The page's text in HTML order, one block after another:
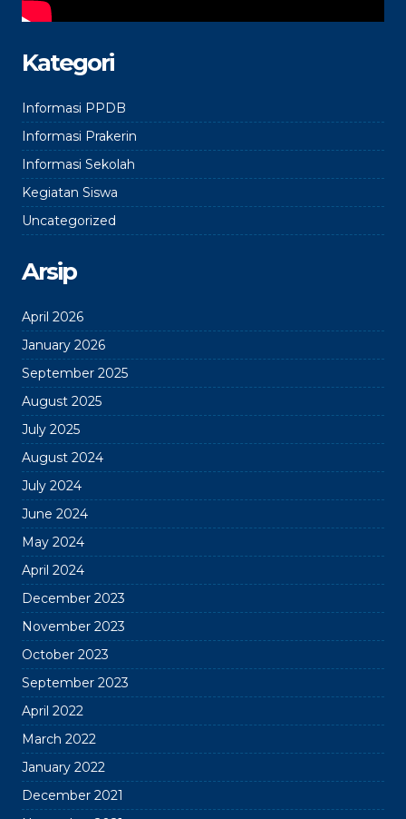
Kategori
Informasi PPDB
Informasi Prakerin
Informasi Sekolah
Kegiatan Siswa
Uncategorized
Arsip
April 2026
January 2026
September 2025
August 2025
July 2025
August 2024
July 2024
June 2024
May 2024
April 2024
December 2023
November 2023
October 2023
September 2023
April 2022
March 2022
January 2022
December 2021